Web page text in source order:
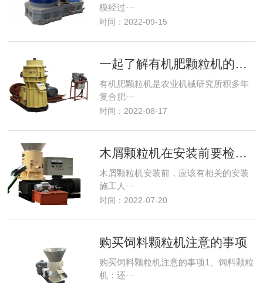
模经过···
时间：2022-09-15
一起了解有机肥颗粒机的小知识
有机肥颗粒机是农业机械研究所积多年
复合肥···
时间：2022-08-17
木屑颗粒机在安装前要检查的事项
木屑颗粒机安装前，应该有相关的安装
施工人···
时间：2022-07-20
购买饲料颗粒机注意的事项
购买饲料颗粒机注意的事项1、饲料颗粒
机：还···